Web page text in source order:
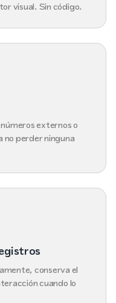
visual. Sin código.
externos o
perder ninguna
conserva el
cuando lo